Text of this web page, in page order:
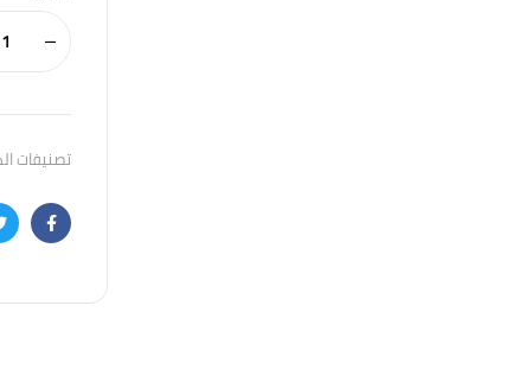
تصنيفات